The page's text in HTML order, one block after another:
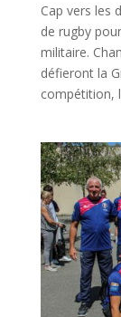
Cap vers les
de rugby
militaire.
défieront la
compétition,